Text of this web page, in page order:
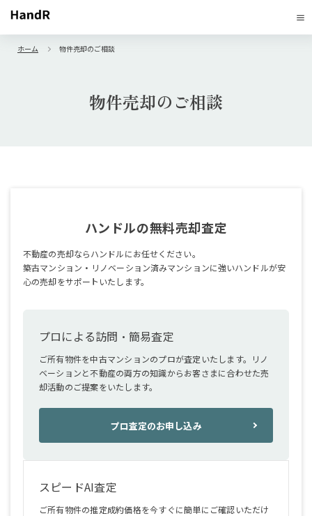
ホーム 物件売却のご相談
物件売却のご相談
ハンドルの無料売却査定
不動産の売却ならハンドルにお任せください。
築古マンション・リノベーション済みマンションに強いハンドルが安
心の売却をサポートいたします。
プロによる訪問・簡易査定
ご所有物件を中古マンションのプロが査定いたします。リノ
ベーションと不動産の両方の知識からお客さまに合わせた売
却活動のご提案をいたします。
プロ査定のお申し込み
スピードAI査定
ご所有物件の推定成約価格を今すぐに簡単にご確認いただけ